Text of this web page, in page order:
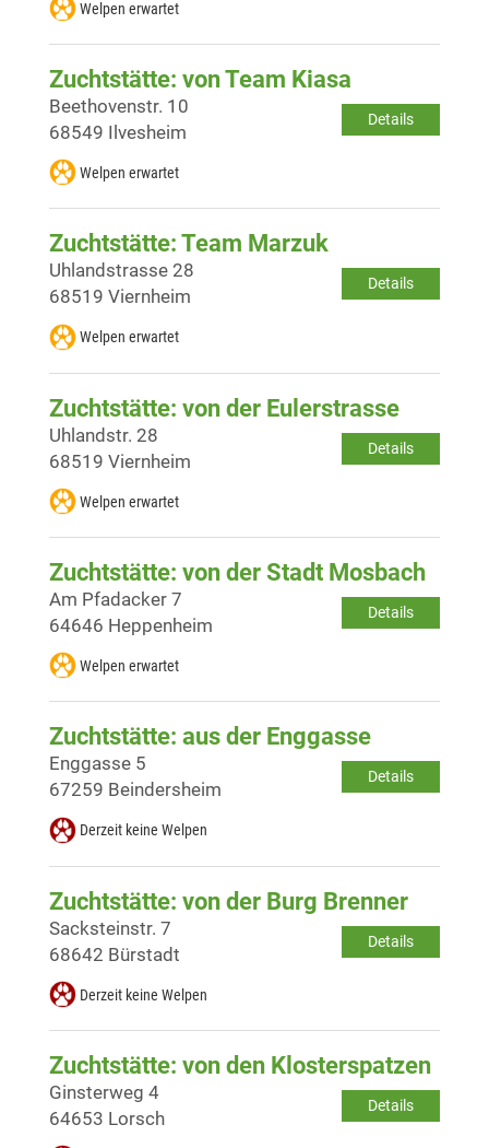
Welpen erwartet
Zuchtstätte: von Team Kiasa
Details
Beethovenstr. 10
68549 Ilvesheim
Welpen erwartet
Zuchtstätte: Team Marzuk
Details
Uhlandstrasse 28
68519 Viernheim
Welpen erwartet
Zuchtstätte: von der Eulerstrasse
Details
Uhlandstr. 28
68519 Viernheim
Welpen erwartet
Zuchtstätte: von der Stadt Mosbach
Details
Am Pfadacker 7
64646 Heppenheim
Welpen erwartet
Zuchtstätte: aus der Enggasse
Details
Enggasse 5
67259 Beindersheim
Derzeit keine Welpen
Zuchtstätte: von der Burg Brenner
Details
Sacksteinstr. 7
68642 Bürstadt
Derzeit keine Welpen
Zuchtstätte: von den Klosterspatzen
Details
Ginsterweg 4
64653 Lorsch